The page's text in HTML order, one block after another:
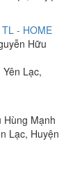
- HOME
Hữu
Lạc,
Mạnh
Lạc, Huyện